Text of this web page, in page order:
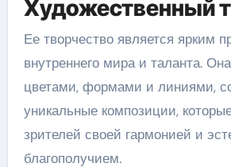
Художественный
Ее творчество является ярким
внутреннего мира и таланта.
цветами, формами и линиями,
уникальные композиции,
зрителей своей гармонией и
благополучием.